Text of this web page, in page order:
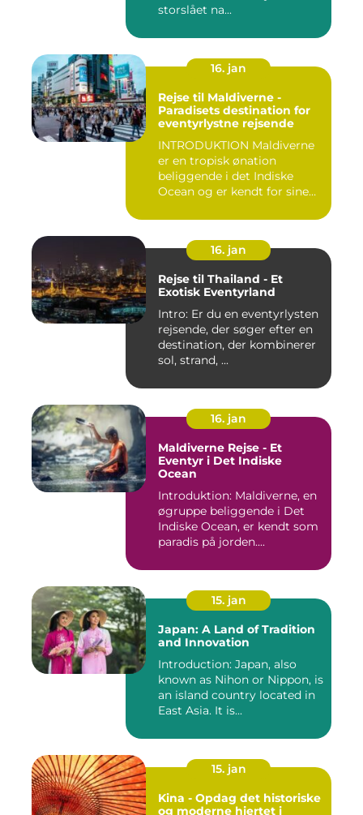
storslået na...
16. jan
Rejse til Maldiverne -
Paradisets destination for
eventyrlystne rejsende
INTRODUKTION Maldiverne
er en tropisk ønation
beliggende i det Indiske
Ocean og er kendt for sine
16. jan
Rejse til Thailand - Et
Exotisk Eventyrland
Intro: Er du en eventyrlysten
rejsende, der søger efter en
destination, der kombinerer
sol, strand, ...
16. jan
Maldiverne Rejse - Et
Eventyr i Det Indiske
Ocean
Introduktion: Maldiverne, en
øgruppe beliggende i Det
Indiske Ocean, er kendt som
paradis på jorden....
15. jan
Japan: A Land of Tradition
and Innovation
Introduction: Japan, also
known as Nihon or Nippon, is
an island country located in
East Asia. It is...
15. jan
Kina - Opdag det historiske
og moderne hjertet i